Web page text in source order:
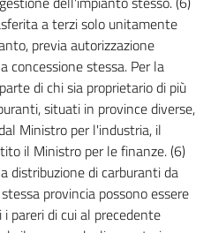
a terzi solo unitamente
previa autorizzazione
concessione stessa. Per la
di chi sia proprietario di più
situati in province diverse,
Ministro per l'industria, il
il Ministro per le finanze. (6)
distribuzione di carburanti da
provincia possono essere
pareri di cui al precedente